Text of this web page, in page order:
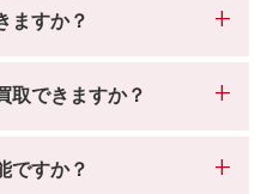
ますか？
取できますか？
ですか？